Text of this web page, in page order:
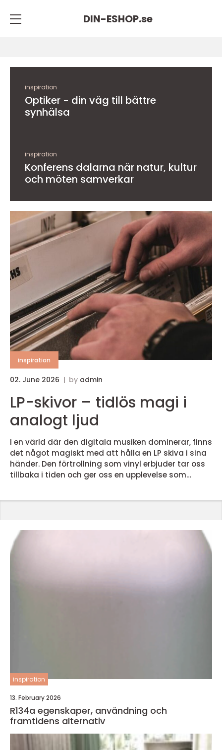
DIN-ESHOP.se
inspiration
Optiker - din väg till bättre
synhälsa
inspiration
Konferens dalarna när natur, kultur
och möten samverkar
inspiration
02. June 2026 by admin
LP-skivor – tidlös magi i
analogt ljud
I en värld där den digitala musiken dominerar, finns
det något magiskt med att hålla en LP skiva i sina
händer. Den förtrollning som vinyl erbjuder tar oss
tillbaka i tiden och ger oss en upplevelse som
inspiration
13. February 2026
R134a egenskaper, användning och
framtidens alternativ